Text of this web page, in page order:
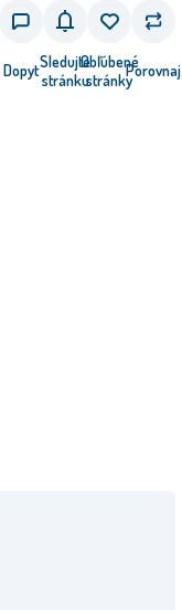
DopytSledujte
stránku
Obľúbené
stránkyPorovnaj